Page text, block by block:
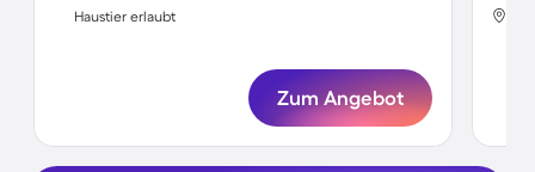
Haustier erlaubt
Zum Angebot